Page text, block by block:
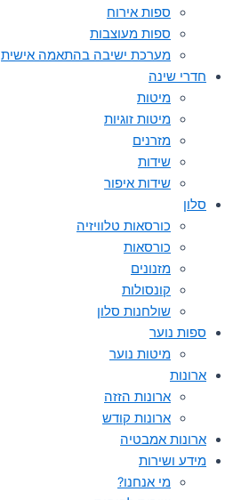
ספות אירוח
ספות מעוצבות
מערכת ישיבה בהתאמה אישית
חדרי שינה
מיטות
מיטות זוגיות
מזרנים
שידות
שידות איפור
סלון
כורסאות טלוויזיה
כורסאות
מזנונים
קונסולות
שולחנות סלון
ספות נוער
מיטות נוער
ארונות
ארונות הזזה
ארונות קודש
ארונות אמבטיה
מידע ושירות
מי אנחנו?